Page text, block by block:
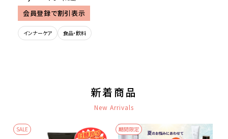
会員登録で割引表示
インナーケア 食品・飲料
新着商品
New Arrivals
SALE 期間限定